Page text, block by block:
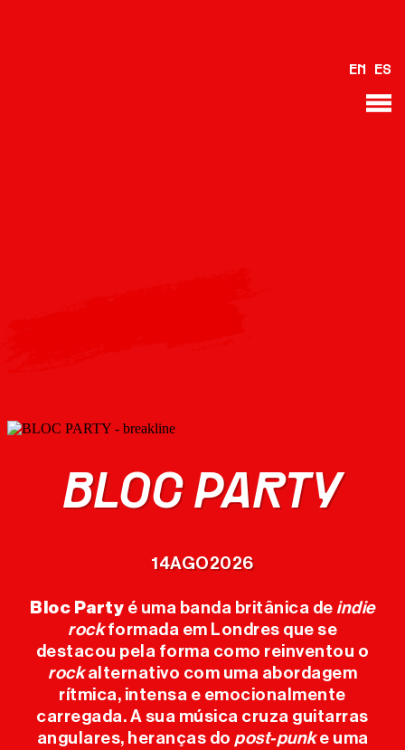
EN ES
MERCH
OFICIAL
O FESTIVAL
BLOC PARTY
14AGO2026
Bloc Party é uma banda britânica de indie
rockformada em Londres que se
destacou pela forma como reinventou o
rockalternativo com uma abordagem
rítmica, intensa e emocionalmente
carregada. A sua música cruza guitarras
angulares, heranças do post-punke uma